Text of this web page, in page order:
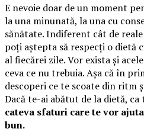
E nevoie doar de un moment
la una minunată, la una cu
sănătate. Indiferent cât de
poți aștepta să respecți o dietă
al fiecărei zile. Vor exista și
ceva ce nu trebuia. Așa că în
descoperi ce te scoate din ritm
Dacă te-ai abătut de la dietă,
cateva sfaturi care te vor
bun.